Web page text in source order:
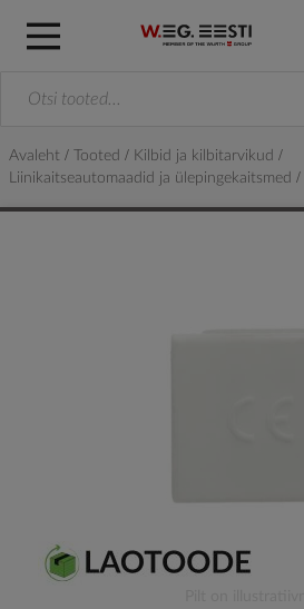
Avaleht Tooted
Kilbid ja kilbitarvikud
Liinikaitseautomaadid ja ülepingekaitsmed